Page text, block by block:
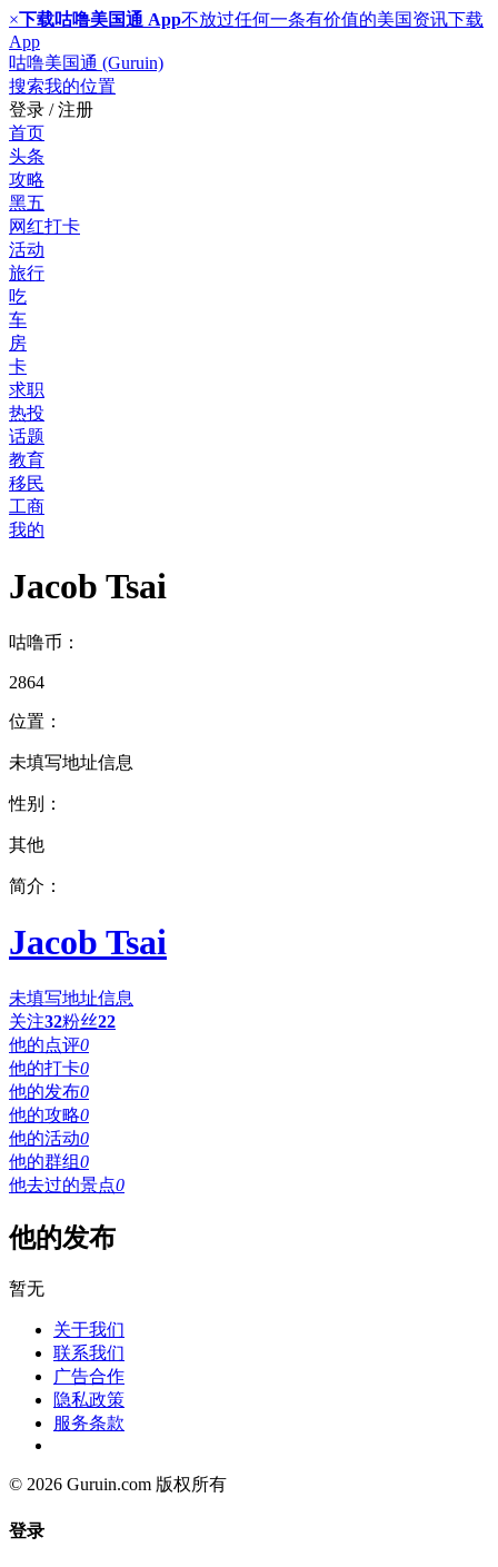
×下载咕噜美国通 App不放过任何一条有价值的美国资讯下载
App
咕噜美国通 (Guruin)
搜索我的位置
登录 / 注册
首页
头条
攻略
黑五
网红打卡
活动
旅行
吃
车
房
卡
求职
热投
话题
教育
移民
工商
我的
Jacob Tsai
咕噜币：
2864
位置：
未填写地址信息
性别：
其他
简介：
Jacob Tsai
未填写地址信息
关注32粉丝22
他的点评0
他的打卡0
他的发布0
他的攻略0
他的活动0
他的群组0
他去过的景点0
他的发布
暂无
关于我们
联系我们
广告合作
隐私政策
服务条款
© 2026 Guruin.com 版权所有
登录